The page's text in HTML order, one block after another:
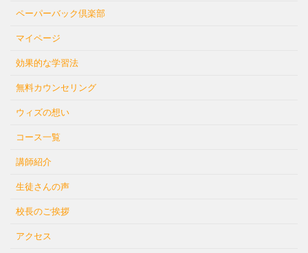
ペーパーバック倶楽部
マイページ
効果的な学習法
無料カウンセリング
ウィズの想い
コース一覧
講師紹介
生徒さんの声
校長のご挨拶
アクセス